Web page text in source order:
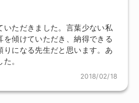
いただきました。言葉少ない私
を傾けていただき、納得できる
りになる先生だと思います。あ
。
2018/02/18